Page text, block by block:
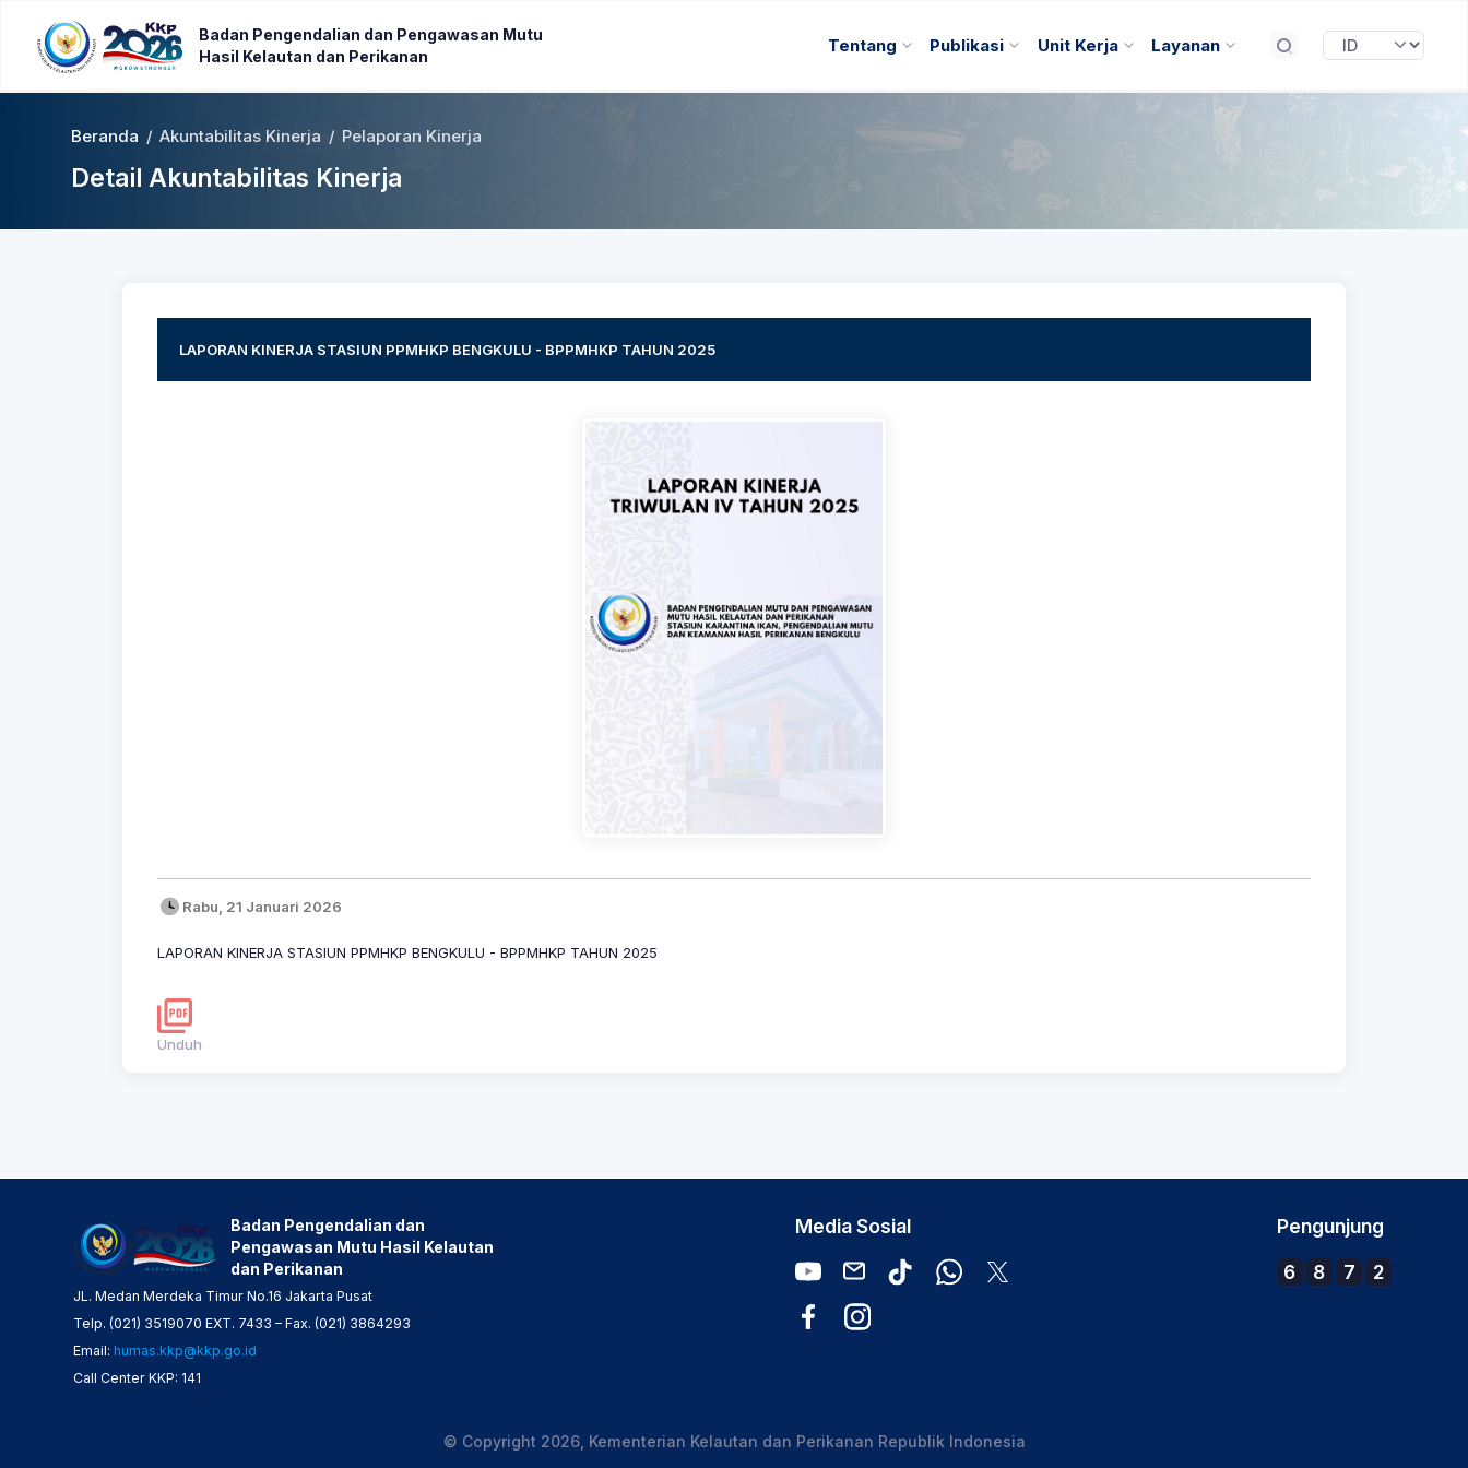
Badan Pengendalian dan Pengawasan Mutu
Hasil Kelautan dan Perikanan
Tentang Publikasi Unit Kerja Layanan
Beranda / Akuntabilitas Kinerja / Pelaporan Kinerja
Detail Akuntabilitas Kinerja
LAPORAN KINERJA STASIUN PPMHKP BENGKULU - BPPMHKP TAHUN 2025
Rabu, 21 Januari 2026
LAPORAN KINERJA STASIUN PPMHKP BENGKULU - BPPMHKP TAHUN 2025
Unduh
Badan Pengendalian dan
Pengawasan Mutu Hasil Kelautan
dan Perikanan
JL. Medan Merdeka Timur No.16 Jakarta Pusat
Telp. (021) 3519070 EXT. 7433 – Fax. (021) 3864293
Email: humas.kkp@kkp.go.id
Call Center KKP: 141
Media Sosial Pengunjung
6 8 7 2
© Copyright 2026, Kementerian Kelautan dan Perikanan Republik Indonesia